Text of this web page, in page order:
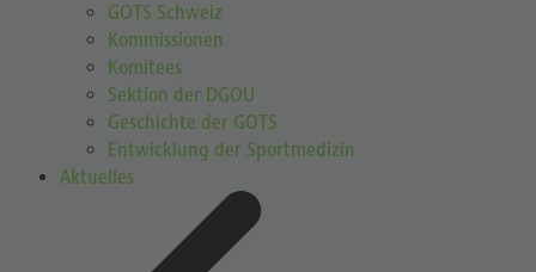
GOTS Schweiz
Kommissionen
Komitees
Sektion der DGOU
Geschichte der GOTS
Entwicklung der Sportmedizin
Aktuelles